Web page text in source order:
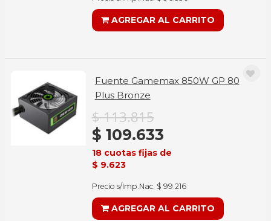
AGREGAR AL CARRITO
Fuente Gamemax 850W GP 80
Plus Bronze
$ 113.815
$ 109.633
18 cuotas fijas de
$ 9.623
Precio s/Imp.Nac. $ 99.216
AGREGAR AL CARRITO